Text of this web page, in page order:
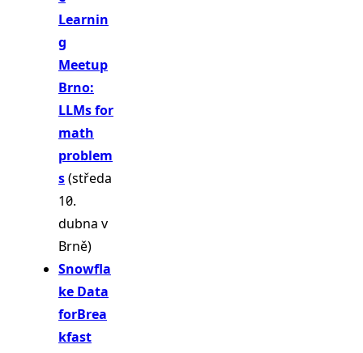
Learnin
g
Meetup
Brno:
LLMs for
math
problem
s(středa
10.
dubna v
Brně)
Snowfla
ke Data
forBrea
kfast